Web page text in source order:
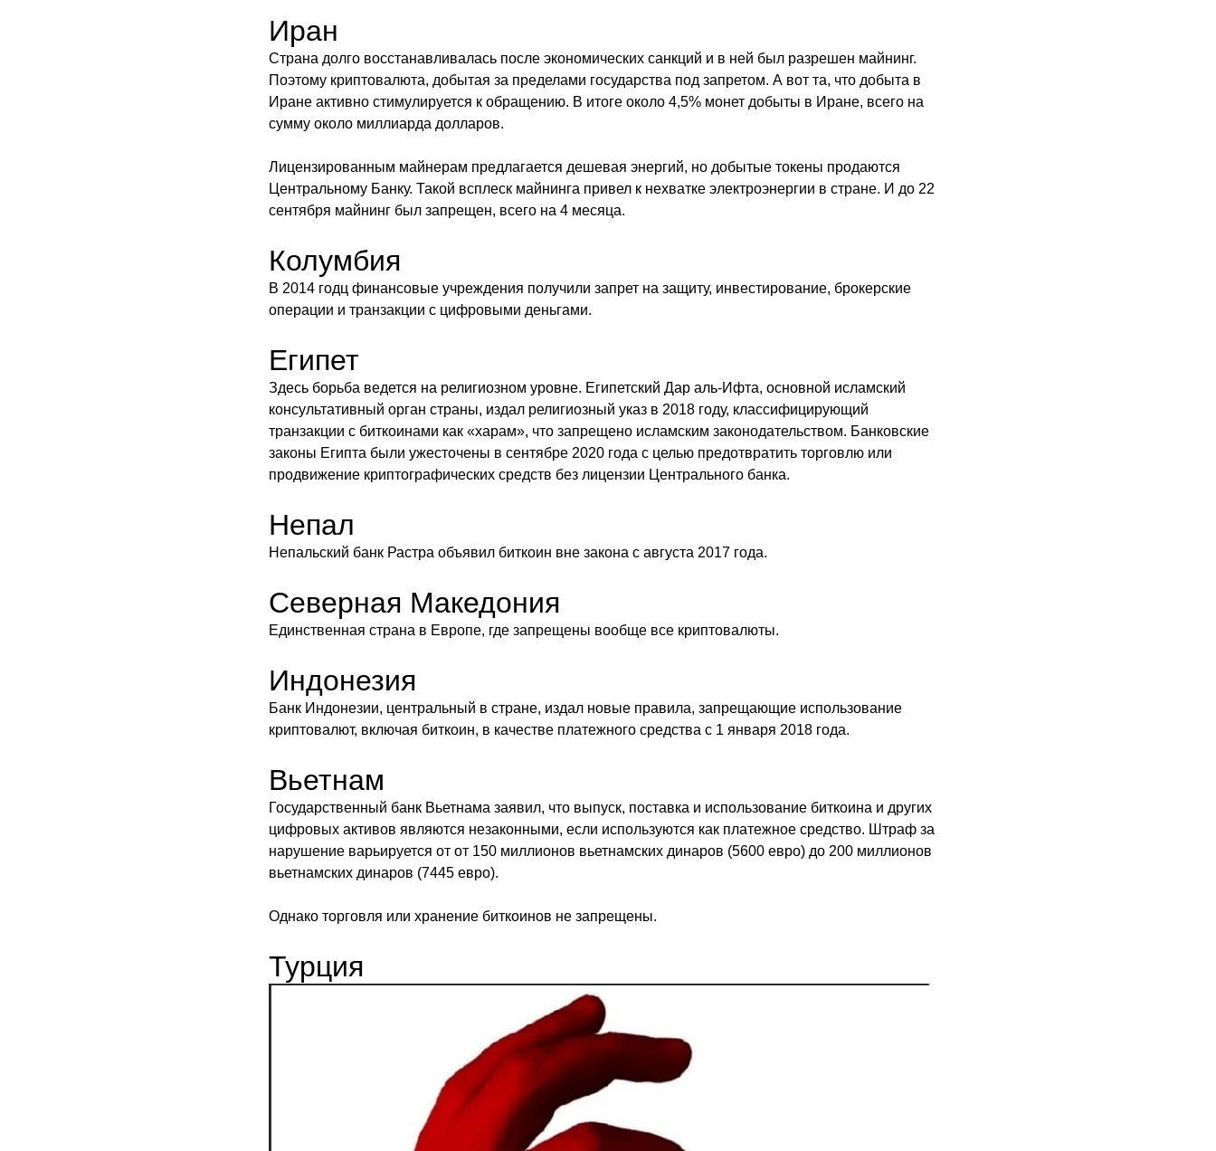
Иран
Страна долго восстанавливалась после экономических санкций и в ней был разрешен майнинг.
Поэтому криптовалюта, добытая за пределами государства под запретом. А вот та, что добыта в
Иране активно стимулируется к обращению. В итоге около 4,5% монет добыты в Иране, всего на
сумму около миллиарда долларов.
Лицензированным майнерам предлагается дешевая энергий, но добытые токены продаются
Центральному Банку. Такой всплеск майнинга привел к нехватке электроэнергии в стране. И до 22
сентября майнинг был запрещен, всего на 4 месяца.
Колумбия
В 2014 годц финансовые учреждения получили запрет на защиту, инвестирование, брокерские
операции и транзакции с цифровыми деньгами.
Египет
Здесь борьба ведется на религиозном уровне. Египетский Дар аль-Ифта, основной исламский
консультативный орган страны, издал религиозный указ в 2018 году, классифицирующий
транзакции с биткоинами как «харам», что запрещено исламским законодательством. Банковские
законы Египта были ужесточены в сентябре 2020 года с целью предотвратить торговлю или
продвижение криптографических средств без лицензии Центрального банка.
Непал
Непальский банк Растра объявил биткоин вне закона с августа 2017 года.
Северная Македония
Единственная страна в Европе, где запрещены вообще все криптовалюты.
Индонезия
Банк Индонезии, центральный в стране, издал новые правила, запрещающие использование
криптовалют, включая биткоин, в качестве платежного средства с 1 января 2018 года.
Вьетнам
Государственный банк Вьетнама заявил, что выпуск, поставка и использование биткоина и других
цифровых активов являются незаконными, если используются как платежное средство. Штраф за
нарушение варьируется от от 150 миллионов вьетнамских динаров (5600 евро) до 200 миллионов
вьетнамских динаров (7445 евро).
Однако торговля или хранение биткоинов не запрещены.
Турция